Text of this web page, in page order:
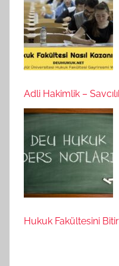
Adli Hakimlik –
Hukuk Fakültesini